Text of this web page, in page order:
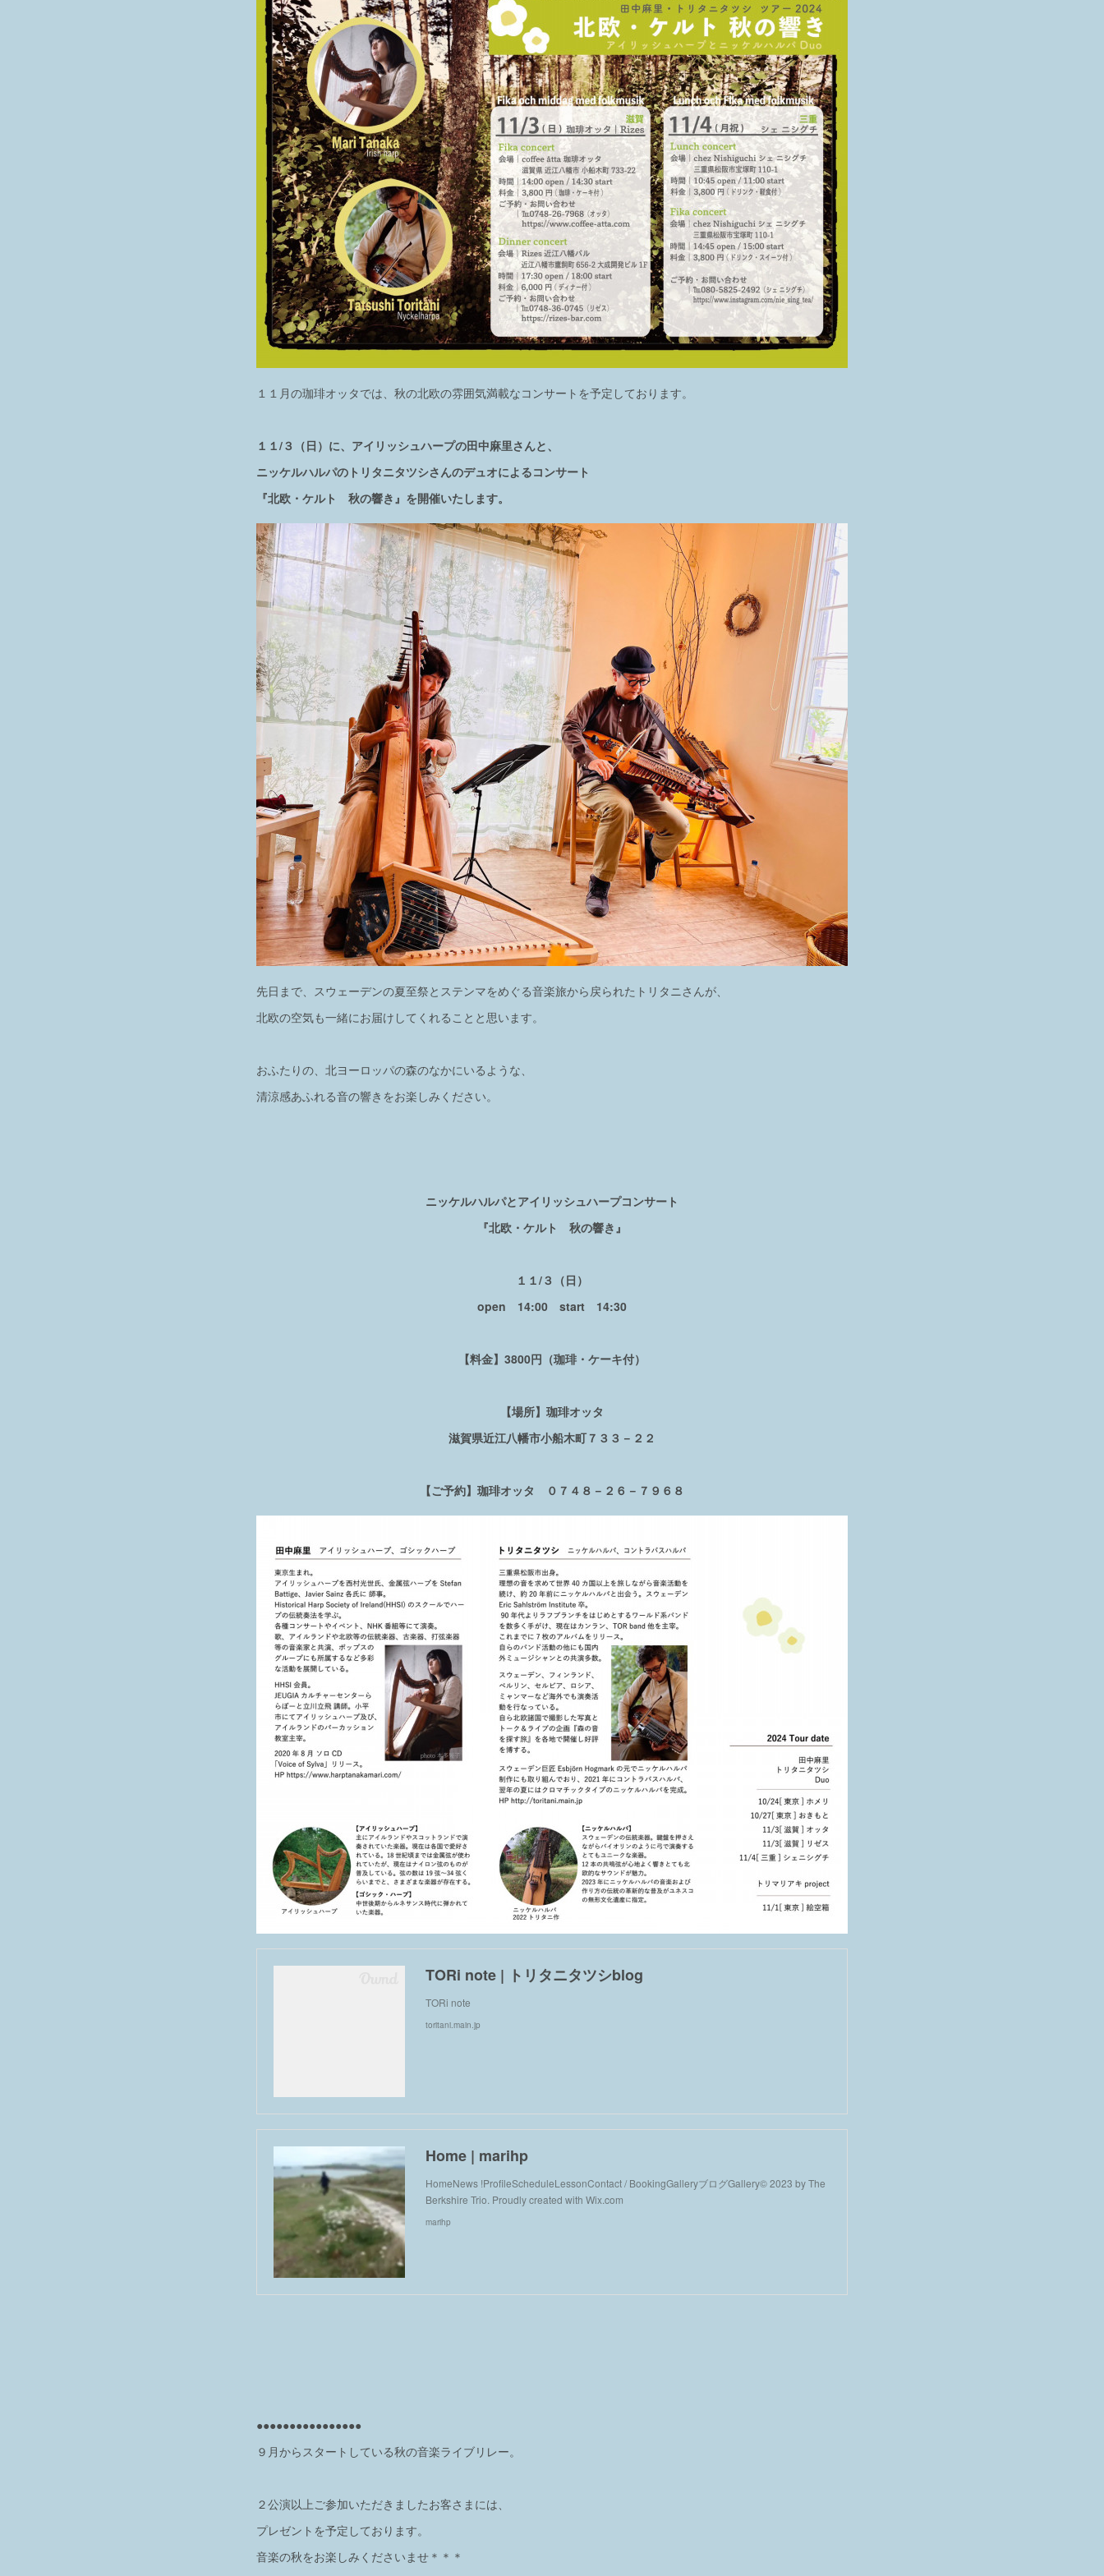
１１月の珈琲オッタでは、秋の北欧の雰囲気満載なコンサートを予定しております。
１１/３（日）に、アイリッシュハープの田中麻里さんと、
ニッケルハルパのトリタニタツシさんのデュオによるコンサート
『北欧・ケルト 秋の響き』を開催いたします。
先日まで、スウェーデンの夏至祭とステンマをめぐる音楽旅から戻られたトリタニさんが、
北欧の空気も一緒にお届けしてくれることと思います。
おふたりの、北ヨーロッパの森のなかにいるような、
清涼感あふれる音の響きをお楽しみください。
ニッケルハルパとアイリッシュハープコンサート
『北欧・ケルト 秋の響き』
１１/３（日）
open 14:00 start 14:30
【料金】3800円（珈琲・ケーキ付）
【場所】珈琲オッタ
滋賀県近江八幡市小船木町７３３－２２
【ご予約】珈琲オッタ ０７４８－２６－７９６８
TORi note | トリタニタツシblog
TORi note
toritani.main.jp
Home | marihp
HomeNews !ProfileScheduleLessonContact / BookingGalleryブログGallery© 2023 by The
Berkshire Trio. Proudly created with Wix.com
marihp
●●●●●●●●●●●●●●●●
９月からスタートしている秋の音楽ライブリレー。
２公演以上ご参加いただきましたお客さまには、
プレゼントを予定しております。
音楽の秋をお楽しみくださいませ＊＊＊